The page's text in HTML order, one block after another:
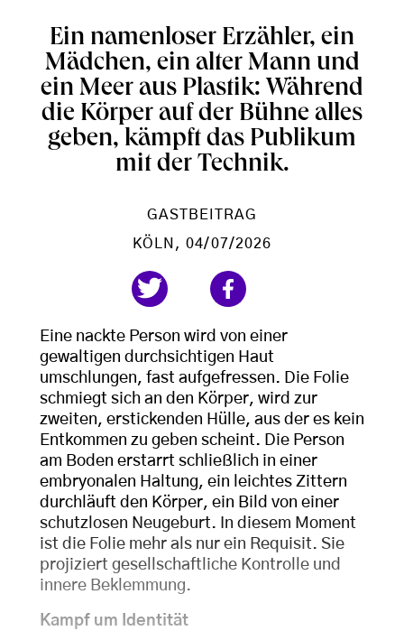
Ein namenloser Erzähler, ein
Mädchen, ein alter Mann und
ein Meer aus Plastik: Während
die Körper auf der Bühne alles
geben, kämpft das Publikum
mit der Technik.
GASTBEITRAG
KÖLN , 04/07/2026
Eine nackte Person wird von einer
gewaltigen durchsichtigen Haut
umschlungen, fast aufgefressen. Die Folie
schmiegt sich an den Körper, wird zur
zweiten, erstickenden Hülle, aus der es kein
Entkommen zu geben scheint. Die Person
am Boden erstarrt schließlich in einer
embryonalen Haltung, ein leichtes Zittern
durchläuft den Körper, ein Bild von einer
schutzlosen Neugeburt. In diesem Moment
ist die Folie mehr als nur ein Requisit. Sie
projiziert gesellschaftliche Kontrolle und
innere Beklemmung.
Kampf um Identität